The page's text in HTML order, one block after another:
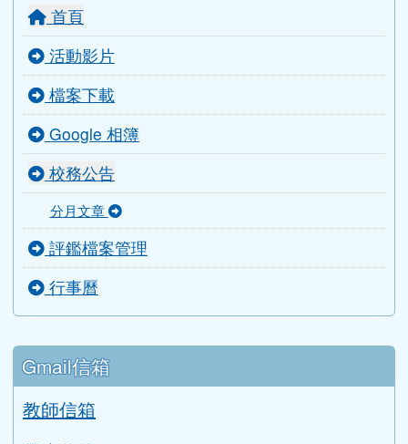
校長室
教務處
學務處
總務處
輔導室
人事室
會計室
導師室
主選單
首頁
活動影片
檔案下載
Google 相簿